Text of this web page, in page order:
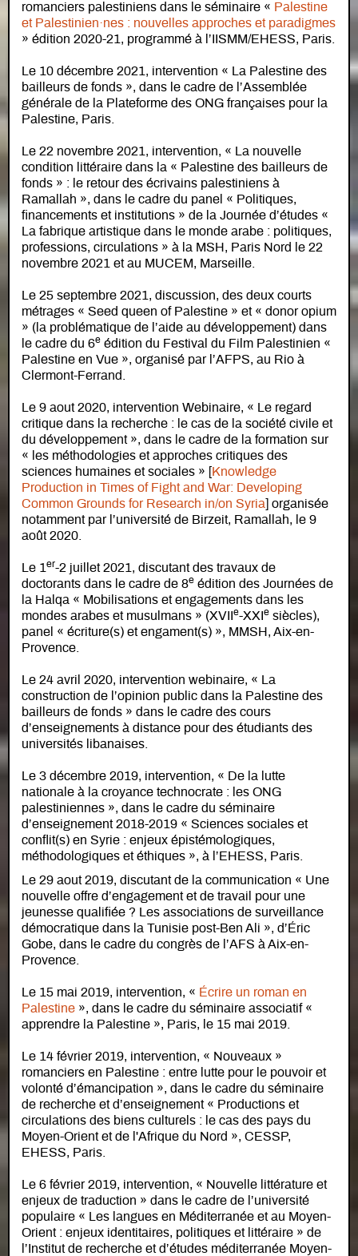
romanciers palestiniens dans le séminaire « Palestine
et Palestinien·nes : nouvelles approches et paradigmes
» édition 2020-21, programmé à l’IISMM/EHESS, Paris.
Le 10 décembre 2021, intervention « La Palestine des
bailleurs de fonds », dans le cadre de l’Assemblée
générale de la Plateforme des ONG françaises pour la
Palestine, Paris.
Le 22 novembre 2021, intervention, « La nouvelle
condition littéraire dans la « Palestine des bailleurs de
fonds » : le retour des écrivains palestiniens à
Ramallah », dans le cadre du panel « Politiques,
financements et institutions » de la Journée d’études «
La fabrique artistique dans le monde arabe : politiques,
professions, circulations » à la MSH, Paris Nord le 22
novembre 2021 et au MUCEM, Marseille.
Le 25 septembre 2021, discussion, des deux courts
métrages « Seed queen of Palestine » et « donor opium
» (la problématique de l’aide au développement) dans
le cadre du 6e édition du Festival du Film Palestinien «
Palestine en Vue », organisé par l’AFPS, au Rio à
Clermont-Ferrand.
Le 9 aout 2020, intervention Webinaire, « Le regard
critique dans la recherche : le cas de la société civile et
du développement », dans le cadre de la formation sur
« les méthodologies et approches critiques des
sciences humaines et sociales » [
Knowledge
Production in Times of Fight and War: Developing
Common Grounds for Research in/on Syria ] organisée
notamment par l’université de Birzeit, Ramallah, le 9
août 2020.
Le 1 er-2 juillet 2021, discutant des travaux de
doctorants dans le cadre de 8e édition des Journées de
la Halqa « Mobilisations et engagements dans les
mondes arabes et musulmans » (XVII
e-XXI e siècles),
panel « écriture(s) et engament(s) », MMSH, Aix-en-
Provence.
Le 24 avril 2020, intervention webinaire, « La
construction de l’opinion public dans la Palestine des
bailleurs de fonds » dans le cadre des cours
d’enseignements à distance pour des étudiants des
universités libanaises.
Le 3 décembre 2019, intervention, « De la lutte
nationale à la croyance technocrate : les ONG
palestiniennes », dans le cadre du séminaire
d’enseignement 2018-2019 « Sciences sociales et
conflit(s) en Syrie : enjeux épistémologiques,
méthodologiques et éthiques », à l’EHESS, Paris.
Le 29 aout 2019, discutant de la communication « Une
nouvelle offre d’engagement et de travail pour une
jeunesse qualifiée ? Les associations de surveillance
démocratique dans la Tunisie post-Ben Ali », d’Éric
Gobe, dans le cadre du congrès de l’AFS à Aix-en-
Provence.
Le 15 mai 2019, intervention, « Écrire un roman en
Palestine », dans le cadre du séminaire associatif «
apprendre la Palestine », Paris, le 15 mai 2019.
Le 14 février 2019, intervention, « Nouveaux »
romanciers en Palestine : entre lutte pour le pouvoir et
volonté d’émancipation », dans le cadre du séminaire
de recherche et d’enseignement « Productions et
circulations des biens culturels : le cas des pays du
Moyen-Orient et de l'Afrique du Nord », CESSP,
EHESS, Paris.
Le 6 février 2019, intervention, « Nouvelle littérature et
enjeux de traduction » dans le cadre de l’université
populaire « Les langues en Méditerranée et au Moyen-
Orient : enjeux identitaires, politiques et littéraire » de
l’Institut de recherche et d’études méditerranée Moyen-